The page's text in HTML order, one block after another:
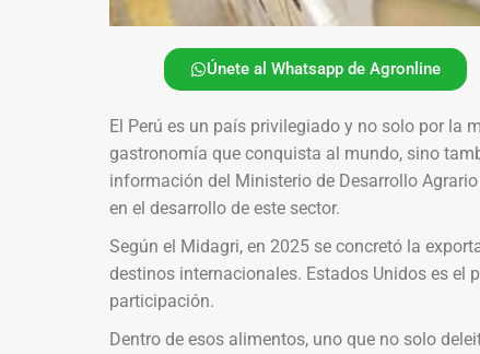
Únete al Whatsapp de Agronline
El Perú es un país privilegiado y no solo por la
gastronomía que conquista al mundo, sino
información del Ministerio de Desarrollo
en el desarrollo de este sector.
Según el Midagri, en 2025 se concretó la
destinos internacionales. Estados Unidos es el
participación.
Dentro de esos alimentos, uno que no solo